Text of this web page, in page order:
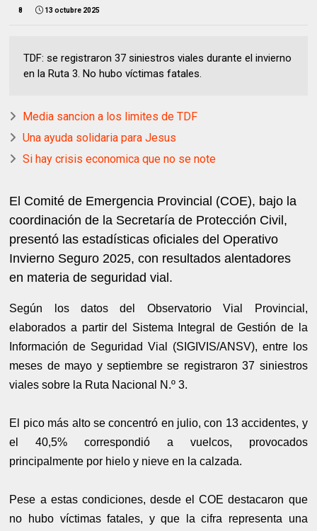
8 13 octubre 2025
TDF: se registraron 37 siniestros viales durante el invierno
en la Ruta 3. No hubo víctimas fatales.
Media sancion a los limites de TDF
Una ayuda solidaria para Jesus
Si hay crisis economica que no se note
El Comité de Emergencia Provincial (COE), bajo la
coordinación de la Secretaría de Protección Civil,
presentó las estadísticas oficiales del Operativo
Invierno Seguro 2025, con resultados alentadores
en materia de seguridad vial.
Según los datos del Observatorio Vial Provincial,
elaborados a partir del Sistema Integral de Gestión de la
Información de Seguridad Vial (SIGIVIS/ANSV), entre los
meses de mayo y septiembre se registraron 37 siniestros
viales sobre la Ruta Nacional N.º 3.
El pico más alto se concentró en julio, con 13 accidentes, y
el 40,5% correspondió a vuelcos, provocados
principalmente por hielo y nieve en la calzada.
Pese a estas condiciones, desde el COE destacaron que
no hubo víctimas fatales, y que la cifra representa una